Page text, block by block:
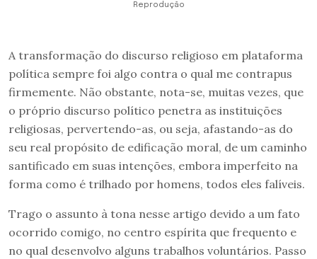
Reprodução
A transformação do discurso religioso em plataforma
política sempre foi algo contra o qual me contrapus
firmemente. Não obstante, nota-se, muitas vezes, que
o próprio discurso político penetra as instituições
religiosas, pervertendo-as, ou seja, afastando-as do
seu real propósito de edificação moral, de um caminho
santificado em suas intenções, embora imperfeito na
forma como é trilhado por homens, todos eles falíveis.
Trago o assunto à tona nesse artigo devido a um fato
ocorrido comigo, no centro espírita que frequento e
no qual desenvolvo alguns trabalhos voluntários. Passo